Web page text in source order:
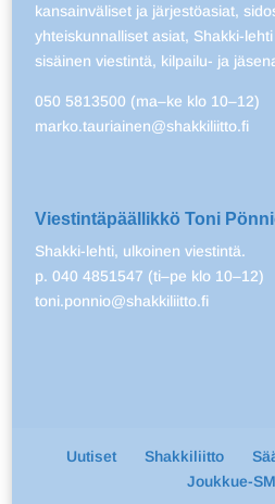
kansainväliset ja järjestöasiat,
yhteiskunnalliset asiat, Shakki-
sisäinen viestintä, kilpailu- ja
050 5813500 (ma–ke klo 10–12)
marko.tauriainen@shakkiliitto.fi
Viestintäpäällikkö Toni
Shakki-lehti, ulkoinen viestintä.
p. 040 4851547 (ti–pe klo 10–12)
toni.ponnio@shakkiliitto.fi
Uutiset Shakkiliitto
Joukkue-SM